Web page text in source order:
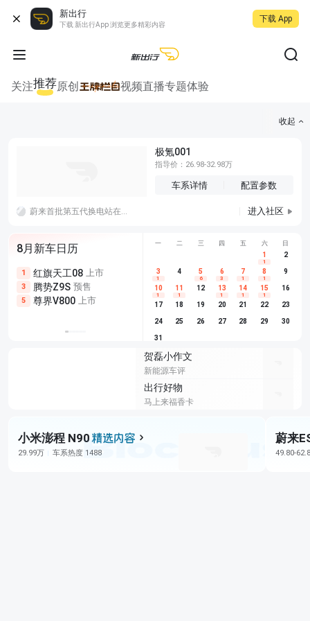
新出行
下载 新出行App 浏览更多精彩内容
下载 App
关注推荐原创 视频直播专题体验
收起
极氪001
指导价：26.98-32.98万
车系详情 配置参数
蔚来首批第五代换电站在北京、上海、广州、苏州、合肥、成都、泉州七座城市投入运营，蔚来第 4,000 座换电站暨首座第五代换电站在福建泉州侨乡体育馆落成，firefly 萤火虫正式接入蔚来换电体系。 进入社区
8月新车日历
1 红旗天工08 上市
3 腾势Z9S 预售
5 尊界V800 上市
尊界V680 上市
享界G9 预售
别克至境L7 预售
埃安
长城H10
深蓝S05
一 二 三 四 五 六 日
1
1
2
3
1
4 5
6
6
3
7
1
8
1
9
10
1
11
1
12 13
1
14
1
15
1
16
17 18 19 20 21 22 23
24 25 26 27 28 29 30
31
贺磊小作文
新能源车评
出行好物
马上来福香卡
小米澎程 N90
29.99万 车系热度 1488
蔚来
49.80-